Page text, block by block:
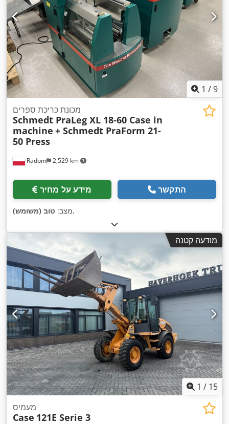
1 /9
Radom 2,529 km
מכונת כריכת ספרים
Schmedt PraLeg XL 18-60 Case in
machine + Schmedt PraForm 21-
50 Press
מידע על מחיר התקשר
מצב: טוב (משומש) ,
מודעה קטנה
1 / 15
מעמיס
Case 121E Serie 3